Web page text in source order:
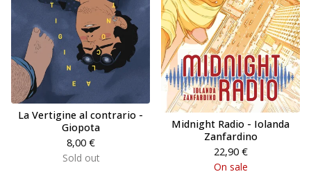
La Vertigine al contrario -
Giopota
8,00 €
Sold out
Midnight Radio - Iolanda
Zanfardino
22,90 €
On sale